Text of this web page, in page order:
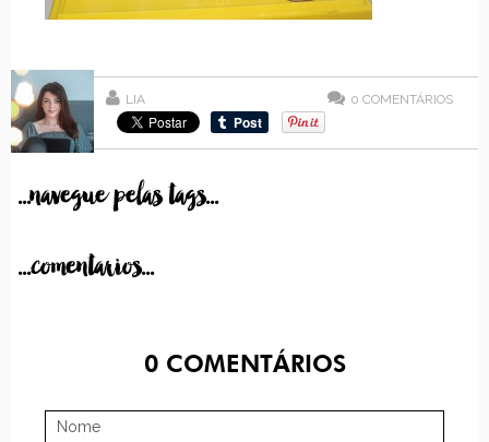
LIA 0 COMENTÁRIOS
...navegue pelas tags...
...comentarios...
0COMENTÁRIOS